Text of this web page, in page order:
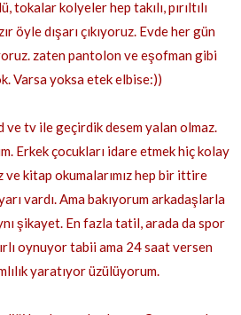
tokalar kolyeler hep takılı, pırıltılı
öyle dışarı çıkıyoruz. Evde her gün
zaten pantolon ve eşofman gibi
Varsa yoksa etek elbise:))
ve tv ile geçirdik desem yalan olmaz.
Erkek çocukları idare etmek hiç kolay
kitap okumalarımız hep bir ittire
vardı. Ama bakıyorum arkadaşlarla
şikayet. En fazla tatil, arada da spor
oynuyor tabii ama 24 saat versen
yaratıyor üzülüyorum.